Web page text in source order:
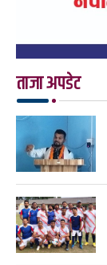
ताजा अपडेट